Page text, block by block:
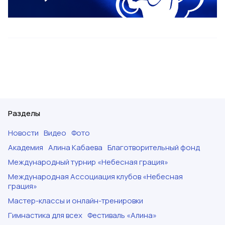
Разделы
Новости Видео Фото
Академия Алина Кабаева Благотворительный фонд
Международный турнир «Небесная грация»
Международная Ассоциация клубов «Небесная
грация»
Мастер-классы и онлайн-тренировки
Гимнастика для всех Фестиваль «Алина»